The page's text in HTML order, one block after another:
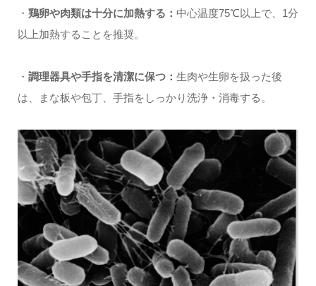
・ 鶏卵や肉類は十分に加熱する： 中心温度75℃以上で、1分
以上加熱することを推奨。
・ 調理器具や手指を清潔に保つ： 生肉や生卵を扱った後
は、まな板や包丁、手指をしっかり洗浄・消毒する。